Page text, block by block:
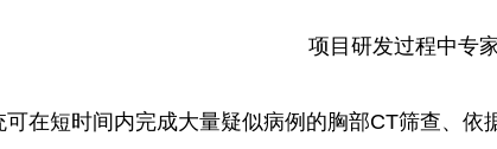
项目研发过程中专
可在短时间内完成大量疑似病例的胸部CT筛查、